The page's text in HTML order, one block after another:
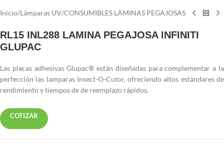
Inicio/Lámparas UV/CONSUMIBLES LÁMINAS PEGAJOSAS
RL15 INL288 LAMINA PEGAJOSA INFINITI
GLUPAC
Las placas adhesivas Glupac® están diseñadas para complementar a la
perfección las lamparas Insect-O-Cutor, ofreciendo altos estándares de
rendimiento y tiempos de de reemplazo rápidos.
COTIZAR